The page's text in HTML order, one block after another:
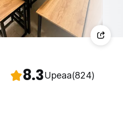
8.3Upeaa(824)